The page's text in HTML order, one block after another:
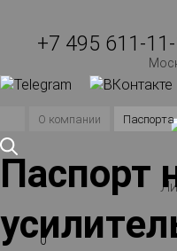
+7 495 611-
0
О компании Паспорта
Паспорт